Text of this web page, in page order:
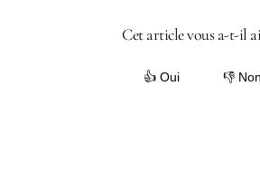
Cet article vous a-t-il
👍 Oui 👎 Non